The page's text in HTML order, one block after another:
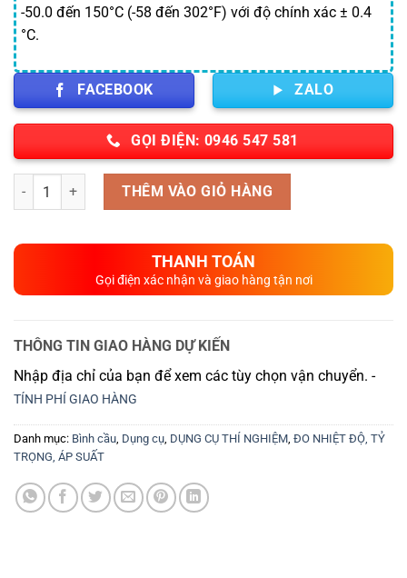
-50.0 đến 150°C (-58 đến 302°F) với độ chính xác ± 0.4
°C.
FACEBOOK ZALO
GỌI ĐIỆN: 0946 547 581
Số lượng THÊM VÀO GIỎ HÀNG
THANH TOÁN
Gọi điện xác nhận và giao hàng tận nơi
THÔNG TIN GIAO HÀNG DỰ KIẾN
Nhập địa chỉ của bạn để xem các tùy chọn vận chuyển. -
TÍNH PHÍ GIAO HÀNG
Danh mục: Bình cầu Dụng cụ DỤNG CỤ THÍ NGHIỆM ĐO NHIỆT ĐỘ, TỶ
TRỌNG, ÁP SUẤT